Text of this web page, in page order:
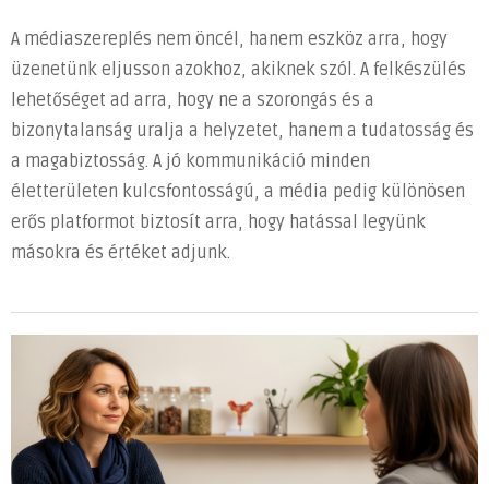
A médiaszereplés nem öncél, hanem eszköz arra, hogy
üzenetünk eljusson azokhoz, akiknek szól. A felkészülés
lehetőséget ad arra, hogy ne a szorongás és a
bizonytalanság uralja a helyzetet, hanem a tudatosság és
a magabiztosság. A jó kommunikáció minden
életterületen kulcsfontosságú, a média pedig különösen
erős platformot biztosít arra, hogy hatással legyünk
másokra és értéket adjunk.